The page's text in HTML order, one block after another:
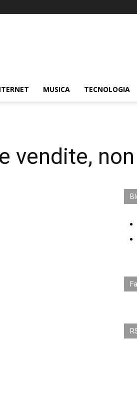
MUSICA TECNOLOGIA
vendite,